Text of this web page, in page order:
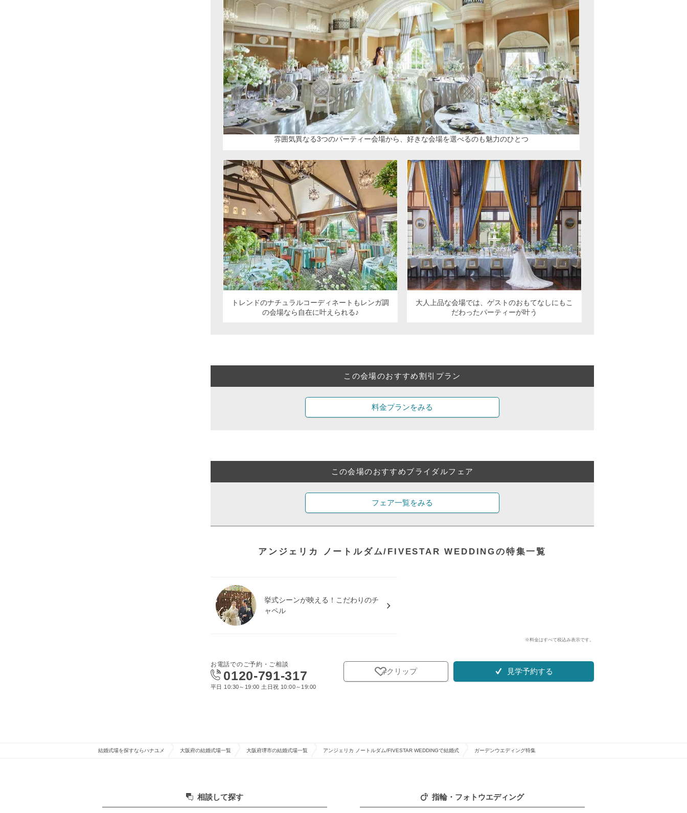
雰囲気異なる3つのパーティー会場から、好きな会場を選べるのも魅力のひとつ
トレンドのナチュラルコーディネートもレンガ調
の会場なら自在に叶えられる♪
大人上品な会場では、ゲストのおもてなしにもこ
だわったパーティーが叶う
この会場のおすすめ割引プラン
料金プランをみる
この会場のおすすめブライダルフェア
フェア一覧をみる
アンジェリカ ノートルダム/FIVESTAR WEDDINGの特集一覧
挙式シーンが映える！こだわりのチ
ャペル
※料金はすべて税込み表示です。
お電話でのご予約・ご相談
0120-791-317
平日 10:30～19:00 土日祝 10:00～19:00
クリップ 見学予約する
結婚式場を探すならハナユメ 大阪府の結婚式場一覧 大阪府堺市の結婚式場一覧 アンジェリカ ノートルダム/FIVESTAR WEDDINGで結婚式 ガーデンウエディング特集
相談して探す 指輪・フォトウエディング